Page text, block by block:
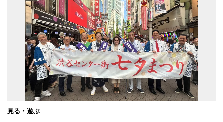
見る・遊ぶ